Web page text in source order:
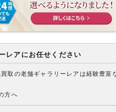
レアにお任せください
取の老舗ギャラリーレアは経験豊富
方へ